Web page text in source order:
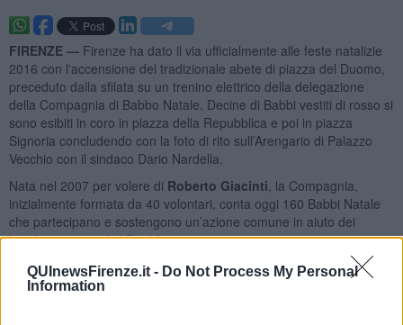
QUInewsFirenze.it - Do Not Process My Personal
Information
FIRENZE — Firenze ha dato il via ufficialmente alle feste natalizie
2016 con l'accensione del tradizionale abete di piazza del Duomo,
preceduto dalla sfilata su un trenino elettrico della delegazione
della Compagnia di Babbo Natale. Decine di Babbi vestiti di rosso si
sono esibiti in coro in piazza della Repubblica e poi in piazza
Signoria concludendo con la foto di rito sull’Arengario di Palazzo
Vecchio con il sindaco Dario Nardella.
Nata nel 2007 per volere di Roberto Giacinti , la Compagnia,
inizialmente formata da 40 volontari, conta oggi 160 Babbi Natale
che partecipano e sostengono un’azione comune in aiuto dei
bambini in stato di difficoltà.